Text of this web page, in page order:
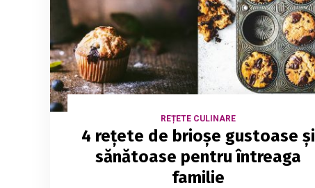
REȚETE CULINARE
4 rețete de brioșe gustoase și
sănătoase pentru întreaga
familie